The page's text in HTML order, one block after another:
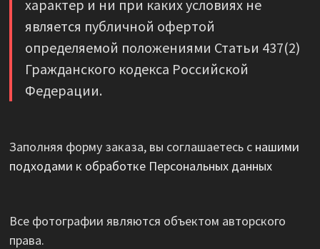
характер и ни при каких условиях не
является публичной офертой
определяемой положениями Статьи 437(2)
Гражданского кодекса Российской
Федерации.
Заполняя форму заказа, вы соглашаетесь с нашими
подходами к обработке Персональных данных
Все фотографии являются объектом авторского
права.